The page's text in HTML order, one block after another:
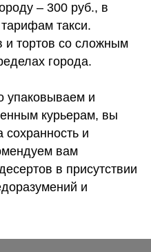
– 300 руб., в
такси.
и тортов со сложным
города.
упаковываем и
курьерам, вы
сохранность и
вам
в присутствии
и